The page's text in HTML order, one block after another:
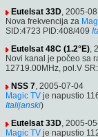
Eutelsat 33D, 2005-
Nova frekvencija za
SID:4723 PID:408/409
Eutelsat 48C (1.2°E),
Novi kanal je počeo sa
12719.00MHz, pol.V
NSS 7, 2005-07-04
Magic TV je napustio
Italijanski)
Eutelsat 33D, 2005-
Magic TV je napustio